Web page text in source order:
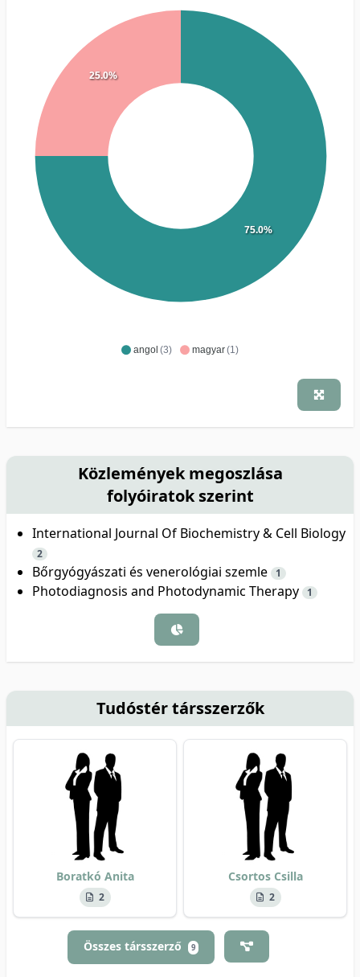
angol (3) magyar(1)
75.0%
25.0%
Közlemények megoszlása
folyóiratok szerint
International Journal Of Biochemistry & Cell Biology
2
Bőrgyógyászati és venerológiai szemle 1
Photodiagnosis and Photodynamic Therapy 1
Tudóstér társszerzők
Boratkó Anita
2
Csortos Csilla
2
Összes társszerző 9